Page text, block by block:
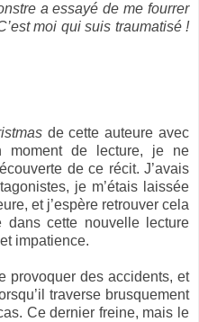
a essayé de me fourrer
moi qui suis traumatisé !
de cette auteure avec
moment de lecture, je ne
de ce récit. J’avais
je m’étais laissée
et j’espère retrouver cela
cette nouvelle lecture
impatience.
provoquer des accidents, et
traverse brusquement
Ce dernier freine, mais le